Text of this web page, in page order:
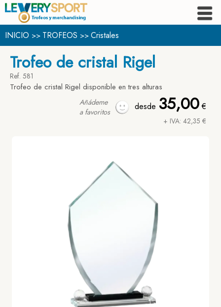
INICIO >> TROFEOS >> Cristales
Trofeo de cristal Rigel
Ref. 581
Trofeo de cristal Rigel disponible en tres alturas
desde 35,00€
+ IVA: 42,35 €
Añádeme
a favoritos